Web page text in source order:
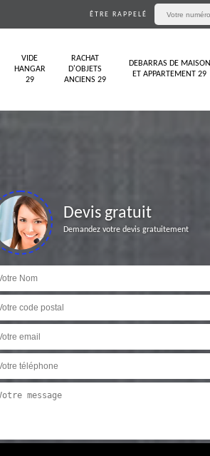
ÊTRE RAPPELÉ
VIDE
HANGAR
29
RACHAT
D'OBJETS
ANCIENS 29
DEBARRAS DE MAISON
ET APPARTEMENT 29
Devis gratuit
Demandez votre devis gratuitement